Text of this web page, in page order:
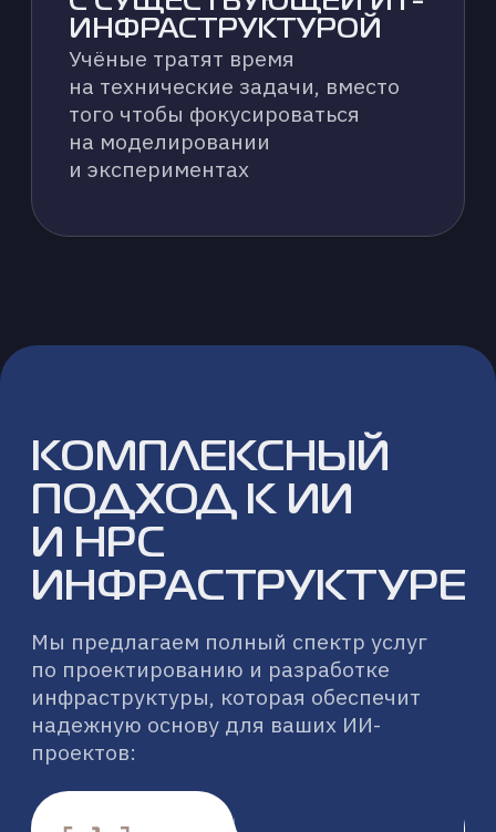
Установка, конфигурация и тонкая
настройка аппаратного
и программного обеспечения для
достижения максимальной
и эффективности.
НАСТРОЙКА
И ОПТИМИЗАЦИЯ
и приведение инфраструктуры
в соответствие с отраслевыми
и регуляторными требованиями.
ОБЕСПЕЧЕНИЕ
БЕЗОПАСНОСТИ
И СООТВЕТСТВИЯ
РАЗРАБОТКА СТРАТЕГИИ
Обеспечение бесшовной